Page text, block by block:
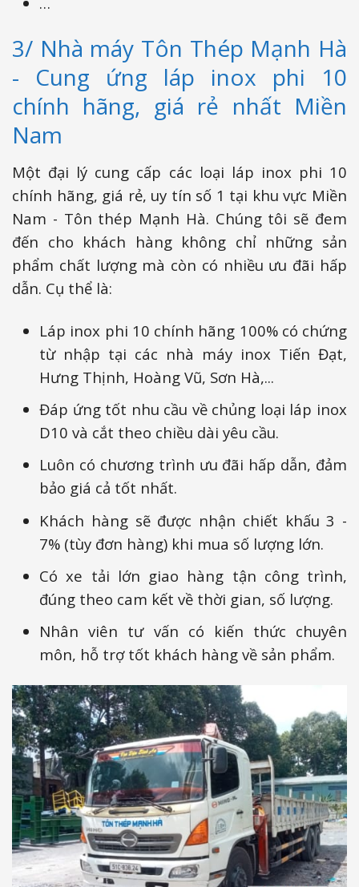
3/ Nhà máy Tôn Thép Mạnh Hà
- Cung ứng láp inox phi 10
chính hãng, giá rẻ nhất Miền
Nam
Một đại lý cung cấp các loại láp inox phi 10
chính hãng, giá rẻ, uy tín số 1 tại khu vực Miền
Nam - Tôn thép Mạnh Hà. Chúng tôi sẽ đem
đến cho khách hàng không chỉ những sản
phẩm chất lượng mà còn có nhiều ưu đãi hấp
dẫn. Cụ thể là:
Láp inox phi 10 chính hãng 100% có chứng
từ nhập tại các nhà máy inox Tiến Đạt,
Hưng Thịnh, Hoàng Vũ, Sơn Hà,...
Đáp ứng tốt nhu cầu về chủng loại láp inox
D10 và cắt theo chiều dài yêu cầu.
Luôn có chương trình ưu đãi hấp dẫn, đảm
bảo giá cả tốt nhất.
Khách hàng sẽ được nhận chiết khấu 3 -
7% (tùy đơn hàng) khi mua số lượng lớn.
Có xe tải lớn giao hàng tận công trình,
đúng theo cam kết về thời gian, số lượng.
Nhân viên tư vấn có kiến thức chuyên
môn, hỗ trợ tốt khách hàng về sản phẩm.